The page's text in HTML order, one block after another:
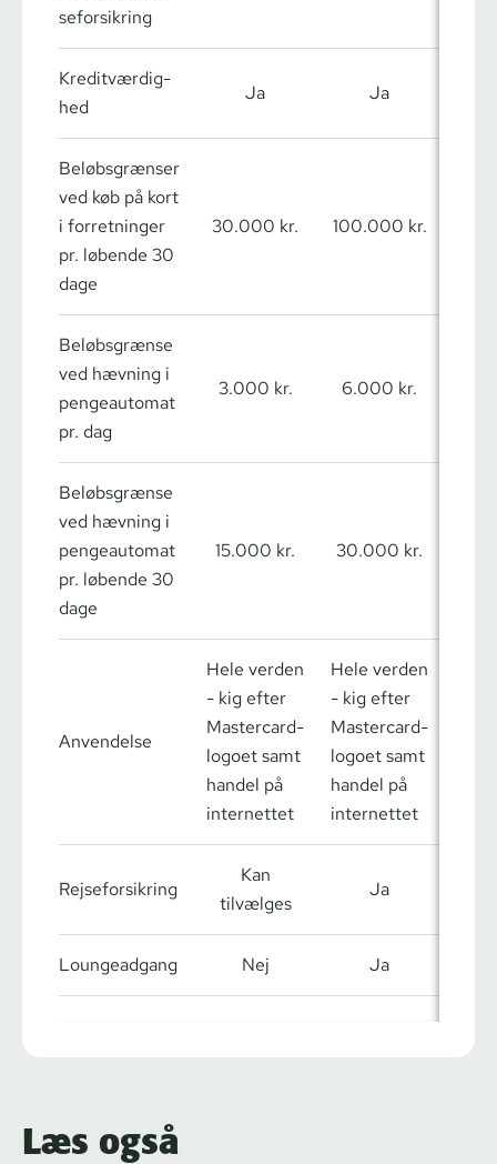
se­for­sik­ring
Kre­dit­vær­dig­
hed
Ja Ja
Beløbsgrænser
ved køb på kort
i forretninger
pr. løbende 30
dage
30.000 kr. 100.000 kr.
Beløbsgrænse
ved hævning i
pengeautomat
pr. dag
3.000 kr. 6.000 kr.
Beløbsgrænse
ved hævning i
pengeautomat
pr. løbende 30
dage
15.000 kr. 30.000 kr.
Anvendelse
Hele verden
- kig efter
Mastercard-
logoet samt
handel på
internettet
Hele verden
- kig efter
Mastercard-
logoet samt
handel på
internettet
Rej­se­for­sik­ring
Kan
tilvælges
Ja
Loungeadgang Nej Ja
Læs også